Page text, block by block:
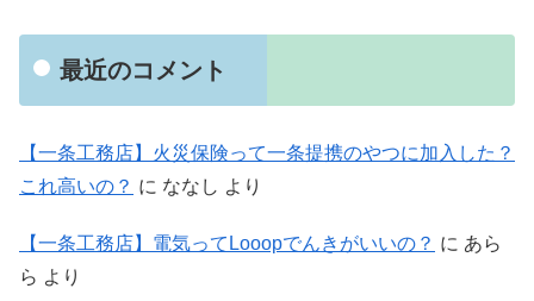
最近のコメント
【一条工務店】火災保険って一条提携のやつに加入した？
これ高いの？ に ななし より
【一条工務店】電気ってLooopでんきがいいの？ に あら
ら より